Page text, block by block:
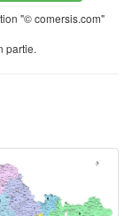
"© comersis.com"
partie.